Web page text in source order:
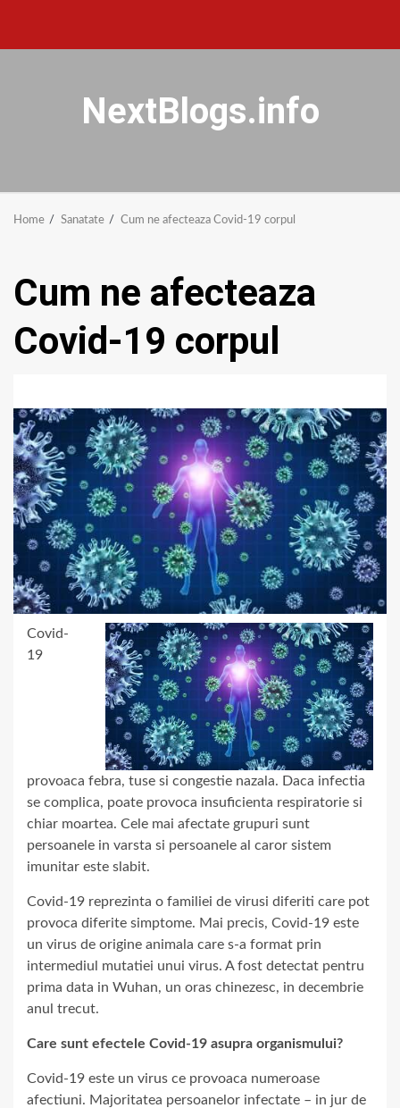
NextBlogs.info
Home Sanatate Cum ne afecteaza Covid-19 corpul
Cum ne afecteaza
Covid-19 corpul
Covid-
19
provoaca febra, tuse si congestie nazala. Daca infectia
se complica, poate provoca insuficienta respiratorie si
chiar moartea. Cele mai afectate grupuri sunt
persoanele in varsta si persoanele al caror sistem
imunitar este slabit.
Covid-19 reprezinta o familiei de virusi diferiti care pot
provoca diferite simptome. Mai precis, Covid-19 este
un virus de origine animala care s-a format prin
intermediul mutatiei unui virus. A fost detectat pentru
prima data in Wuhan, un oras chinezesc, in decembrie
anul trecut.
Care sunt efectele Covid-19 asupra organismului?
Covid-19 este un virus ce provoaca numeroase
afectiuni. Majoritatea persoanelor infectate – in jur de